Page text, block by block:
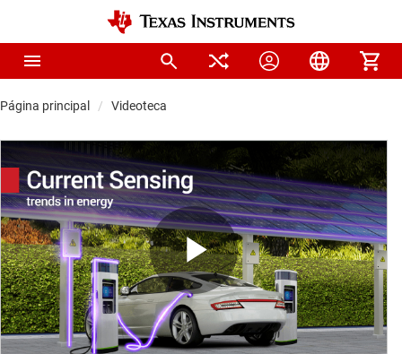
Página principal Videoteca
Play